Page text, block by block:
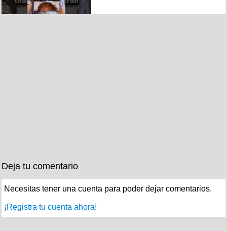
Deja tu comentario
Necesitas tener una cuenta para poder dejar comentarios.
¡Registra tu cuenta ahora!